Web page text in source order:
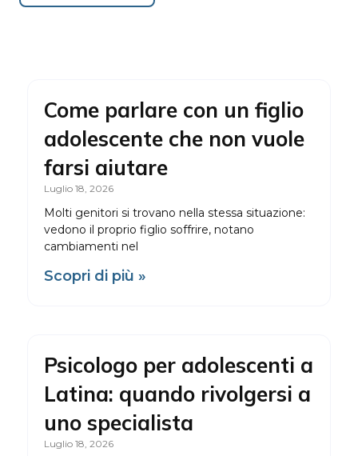
Come parlare con un figlio
adolescente che non vuole
farsi aiutare
Luglio 18, 2026
Molti genitori si trovano nella stessa situazione:
vedono il proprio figlio soffrire, notano
cambiamenti nel
Scopri di più »
Psicologo per adolescenti a
Latina: quando rivolgersi a
uno specialista
Luglio 18, 2026